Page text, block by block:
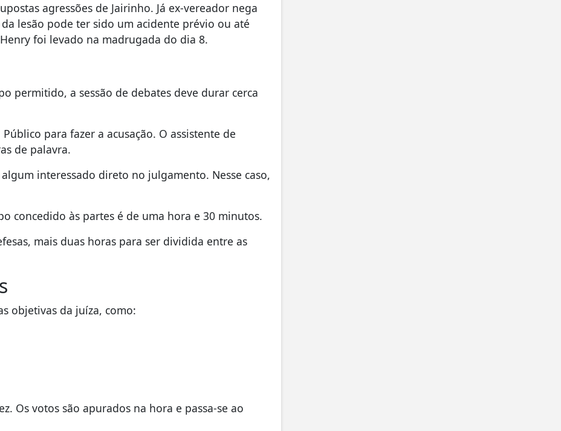
agressões de Jairinho. Já ex-vereador nega
lesão pode ter sido um acidente prévio ou até
foi levado na madrugada do dia 8.
permitido, a sessão de debates deve durar cerca
para fazer a acusação. O assistente de
de palavra.
interessado direto no julgamento. Nesse caso,
concedido às partes é de uma hora e 30 minutos.
mais duas horas para ser dividida entre as
objetivas da juíza, como:
Os votos são apurados na hora e passa-se ao